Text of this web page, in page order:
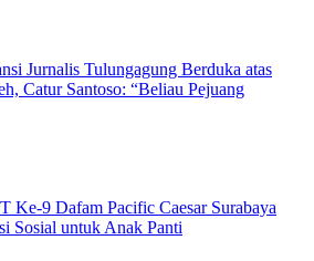
Jurnalis Tulungagung Berduka atas
Catur Santoso: “Beliau Pejuang
Ke-9 Dafam Pacific Caesar Surabaya
Sosial untuk Anak Panti